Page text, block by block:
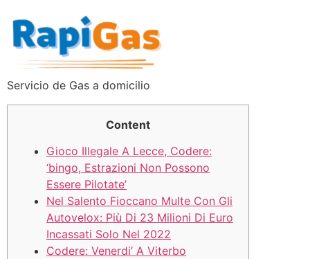
Servicio de Gas a domicilio
Content
Gioco Illegale A Lecce, Codere:
‘bingo, Estrazioni Non Possono
Essere Pilotate’
Nel Salento Fioccano Multe Con Gli
Autovelox: Più Di 23 Milioni Di Euro
Incassati Solo Nel 2022
Codere: Venerdi’ A Viterbo